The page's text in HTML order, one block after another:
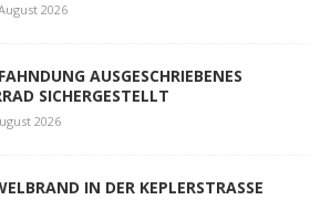
2026
AUSGESCHRIEBENES
SICHERGESTELLT
2026
IN DER KEPLERSTRASSE